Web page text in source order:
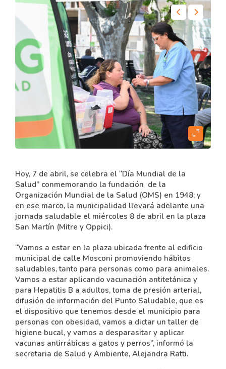
expand_content
Hoy, 7 de abril, se celebra el “Día Mundial de la
Salud” conmemorando la fundación de la
Organización Mundial de la Salud (OMS) en 1948; y
en ese marco, la municipalidad llevará adelante una
jornada saludable el miércoles 8 de abril en la plaza
San Martín (Mitre y Oppici).
“Vamos a estar en la plaza ubicada frente al edificio
municipal de calle Mosconi promoviendo hábitos
saludables, tanto para personas como para animales.
Vamos a estar aplicando vacunación antitetánica y
para Hepatitis B a adultos, toma de presión arterial,
difusión de información del Punto Saludable, que es
el dispositivo que tenemos desde el municipio para
personas con obesidad, vamos a dictar un taller de
higiene bucal, y vamos a desparasitar y aplicar
vacunas antirrábicas a gatos y perros”, informó la
secretaria de Salud y Ambiente, Alejandra Ratti.